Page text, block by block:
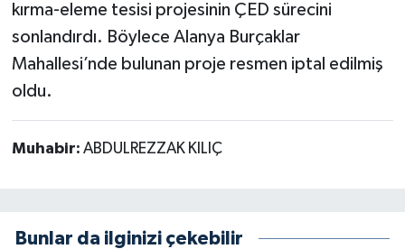
kırma-eleme tesisi projesinin ÇED sürecini
sonlandırdı. Böylece Alanya Burçaklar
Mahallesi’nde bulunan proje resmen iptal edilmiş
oldu.
Muhabir: ABDULREZZAK KILIÇ
Bunlar da ilginizi çekebilir